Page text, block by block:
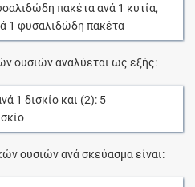
πακέταανά 1 κυτία,
1 φυσαλιδώδη πακέτα
ουσιών αναλύεται ως εξής:
1 δισκίο και (2): 5
ουσιών ανά σκεύασμα είναι: